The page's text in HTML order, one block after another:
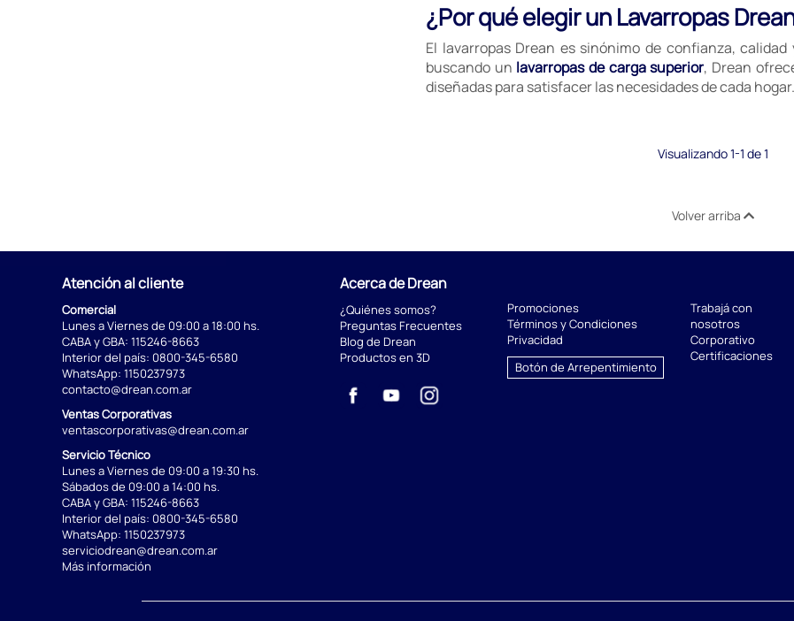
¿Por qué elegir un Lavarropas
El lavarropas Drean es sinónimo de confianza,
buscando un lavarropas de carga superior, Drean
diseñadas para satisfacer las necesidades de cada hogar.
Visualizando 1-1 de 1
Volver arriba
Atención al cliente
Comercial
Lunes a Viernes de 09:00 a 18:00 hs.
CABA y GBA: 115246-8663
Interior del país: 0800-345-6580
WhatsApp: 1150237973
contacto@drean.com.ar
Ventas Corporativas
ventascorporativas@drean.com.ar
Servicio Técnico
Lunes a Viernes de 09:00 a 19:30 hs.
Sábados de 09:00 a 14:00 hs.
CABA y GBA: 115246-8663
Interior del país: 0800-345-6580
WhatsApp: 1150237973
serviciodrean@drean.com.ar
Más información
Acerca de Drean
¿Quiénes somos?
Preguntas Frecuentes
Blog de Drean
Productos en 3D
Promociones
Términos y Condiciones
Privacidad
Botón de Arrepentimiento
Trabajá con
nosotros
Corporativo
Certificaciones